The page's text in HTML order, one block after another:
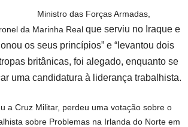
Ministro das Forças Armadas,
da Marinha Real que serviu no Iraque e
os seus princípios” e “levantou dois
britânicas, foi alegado, enquanto se
uma candidatura à liderança trabalhista.
a Cruz Militar, perdeu uma votação sobre o
sobre Problemas na Irlanda do Norte em